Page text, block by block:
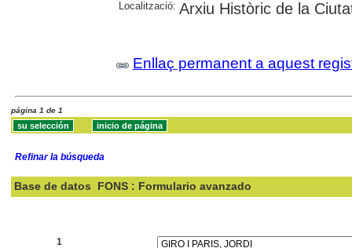
Localització: Arxiu Històric de la
Enllaç permanent a aquest
página 1 de 1
Refinar la búsqueda
Base de datos FONS : Formulario avanzado
1